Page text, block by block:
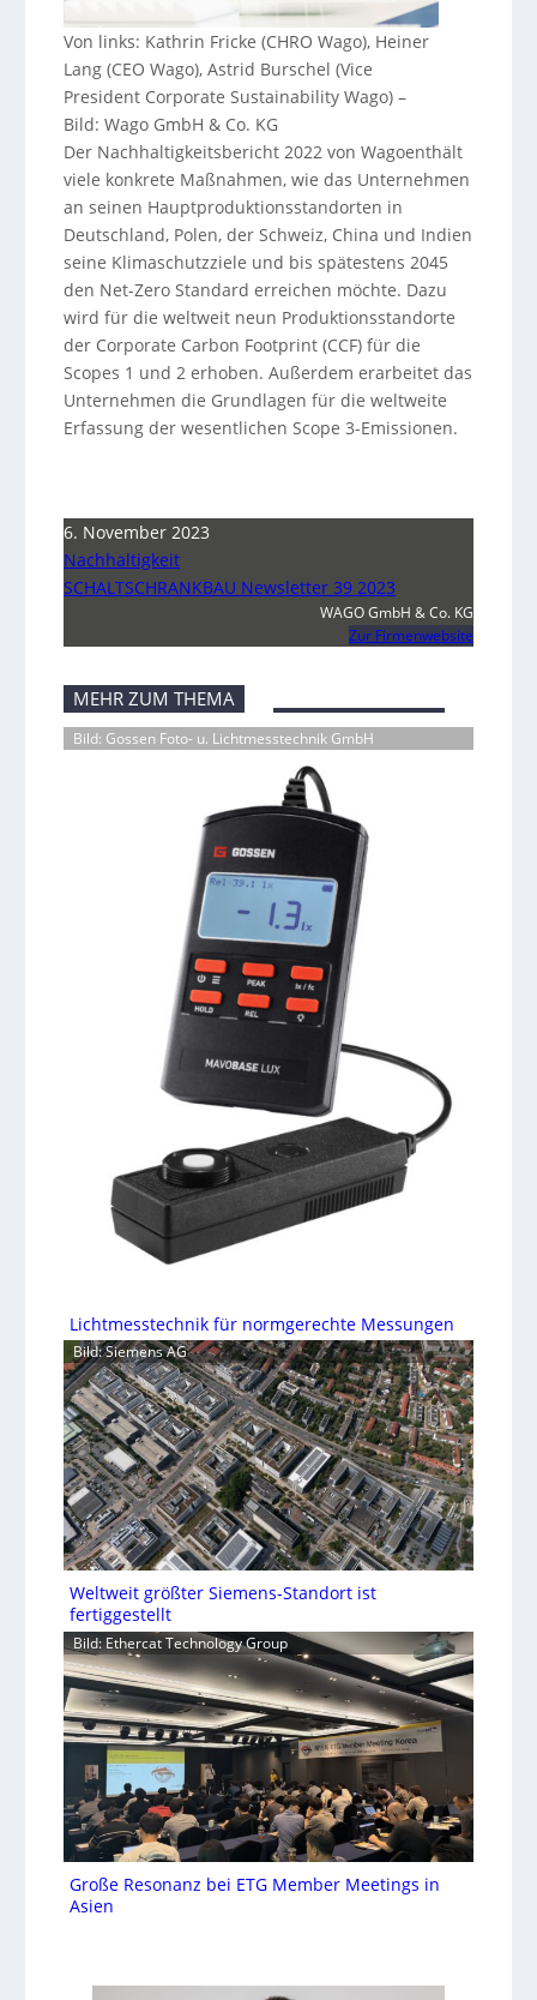
Von links: Kathrin Fricke (CHRO Wago), Heiner
Lang (CEO Wago), Astrid Burschel (Vice
President Corporate Sustainability Wago) –
Bild: Wago GmbH & Co. KG
Der Nachhaltigkeitsbericht 2022 von Wagoenthält
viele konkrete Maßnahmen, wie das Unternehmen
an seinen Hauptproduktionsstandorten in
Deutschland, Polen, der Schweiz, China und Indien
seine Klimaschutzziele und bis spätestens 2045
den Net-Zero Standard erreichen möchte. Dazu
wird für die weltweit neun Produktionsstandorte
der Corporate Carbon Footprint (CCF) für die
Scopes 1 und 2 erhoben. Außerdem erarbeitet das
Unternehmen die Grundlagen für die weltweite
Erfassung der wesentlichen Scope 3-Emissionen.
6. November 2023
Nachhaltigkeit
SCHALTSCHRANKBAU Newsletter 39 2023
WAGO GmbH & Co. KG
Zur Firmenwebsite
MEHR ZUM THEMA
Bild: Gossen Foto- u. Lichtmesstechnik GmbH
Lichtmesstechnik für normgerechte Messungen
Bild: Siemens AG
Weltweit größter Siemens-Standort ist
fertiggestellt
Bild: Ethercat Technology Group
Große Resonanz bei ETG Member Meetings in
Asien